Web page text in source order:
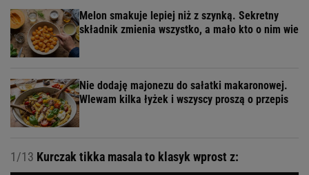
Melon smakuje lepiej niż z szynką. Sekretny
składnik zmienia wszystko, a mało kto o nim wie
Nie dodaję majonezu do sałatki makaronowej.
Wlewam kilka łyżek i wszyscy proszą o przepis
1/13 Kurczak tikka masala to klasyk wprost z: